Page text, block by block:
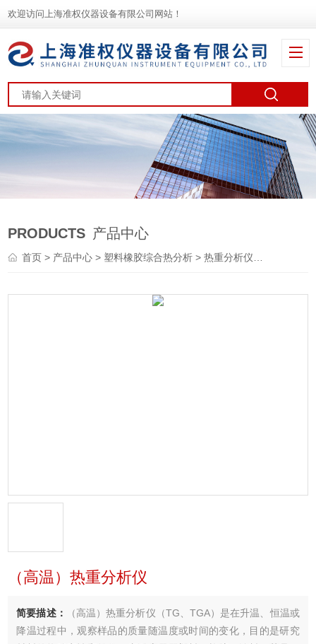
欢迎访问上海准权仪器设备有限公司网站！
PRODUCTS 产品中心
首页> 产品中心 > 塑料橡胶综合热分析 >热重分析仪> TGA -601
（高温）热重分析仪
简要描述：
（高温）热重分析仪（TG、TGA）是在升温、恒温或
降温过程中，观察样品的质量随温度或时间的变化，目的是研究